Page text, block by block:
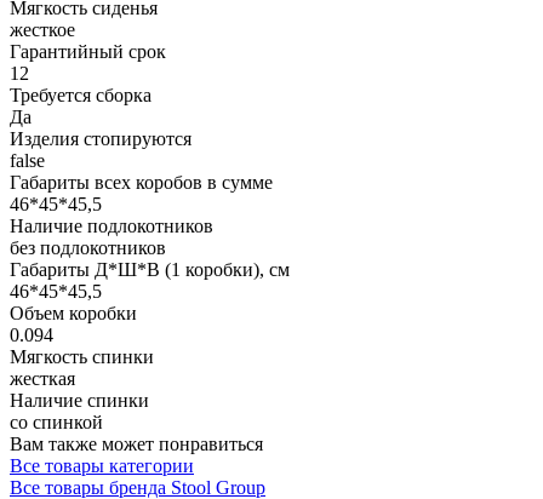
Мягкость сиденья
жесткое
Гарантийный срок
12
Требуется сборка
Да
Изделия стопируются
false
Габариты всех коробов в сумме
46*45*45,5
Наличие подлокотников
без подлокотников
Габариты Д*Ш*В (1 коробки), см
46*45*45,5
Объем коробки
0.094
Мягкость спинки
жесткая
Наличие спинки
со спинкой
Вам также может понравиться
Все товары категории
Все товары бренда Stool Group